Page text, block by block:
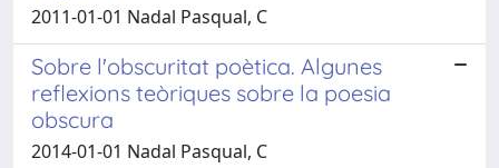
2011-01-01 Nadal Pasqual, C
Sobre l'obscuritat poètica. Algunes
reflexions teòriques sobre la poesia
obscura
2014-01-01 Nadal Pasqual, C